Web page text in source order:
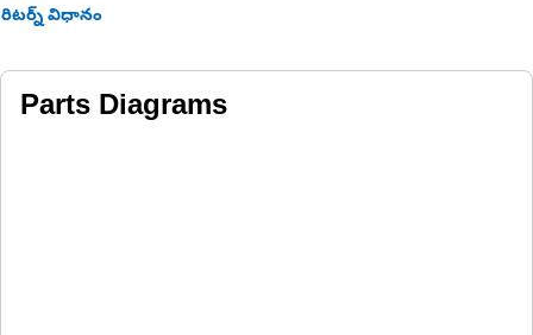
రిటర్న్ విధానం
Parts Diagrams